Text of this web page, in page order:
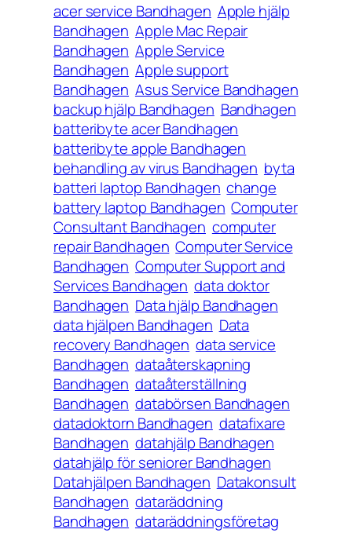
acer service Bandhagen Apple hjälp
Bandhagen Apple Mac Repair
Bandhagen Apple Service
Bandhagen Apple support
Bandhagen Asus Service Bandhagen
backup hjälp Bandhagen Bandhagen
batteribyte acer Bandhagen
batteribyte apple Bandhagen
behandling av virus Bandhagen byta
batteri laptop Bandhagen change
battery laptop Bandhagen Computer
Consultant Bandhagen computer
repair Bandhagen Computer Service
Bandhagen Computer Support and
Services Bandhagen data doktor
Bandhagen Data hjälp Bandhagen
data hjälpen Bandhagen Data
recovery Bandhagen data service
Bandhagen dataåterskapning
Bandhagen dataåterställning
Bandhagen databörsen Bandhagen
datadoktorn Bandhagen datafixare
Bandhagen datahjälp Bandhagen
datahjälp för seniorer Bandhagen
Datahjälpen Bandhagen Datakonsult
Bandhagen dataräddning
Bandhagen dataräddningsföretag